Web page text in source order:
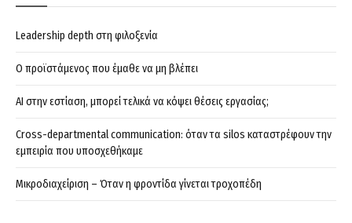
Leadership depth στη φιλοξενία
Ο προϊστάμενος που έμαθε να μη βλέπει
AI στην εστίαση, μπορεί τελικά να κόψει θέσεις εργασίας;
Cross-departmental communication: όταν τα silos καταστρέφουν την
εμπειρία που υποσχεθήκαμε
Μικροδιαχείριση – Όταν η φροντίδα γίνεται τροχοπέδη